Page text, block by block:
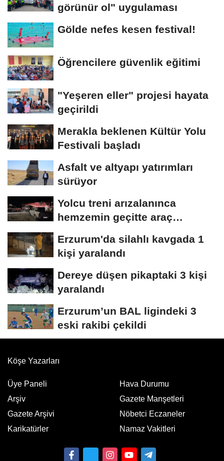
görünür ol" uygulaması
Gölde nefes kesen festival!
Öğrencilere güvenlik eğitimi
"Yeşeren eller" projesi hayata
geçirildi
Merakla beklenen Kültür Yolu
Festivali başladı
Asfalt ve altyapı yatırımları
sürüyor
Yolcu treni arızalanınca
hemzemin geçitte araç
Erzurum'da silahlı kavgada 1
kişi yaralandı
Dereye düşen pikaptaki 3 kişi
yaralandı
Erzurum’un BAL ligindeki 3
eski rakibi çekildi
Köşe Yazarları
Üye Paneli
Arşiv
Gazete Arşivi
Karikatürler
Hava Durumu
Gazete Manşetleri
Nöbetci Eczaneler
Namaz Vakitleri